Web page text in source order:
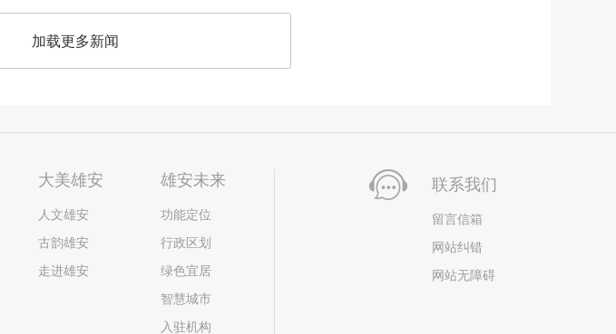
加载更多新闻
大美雄安
人文雄安
古韵雄安
走进雄安
雄安未来
功能定位
行政区划
绿色宜居
智慧城市
入驻机构
联系我们
留言信箱
网站纠错
网站无障碍